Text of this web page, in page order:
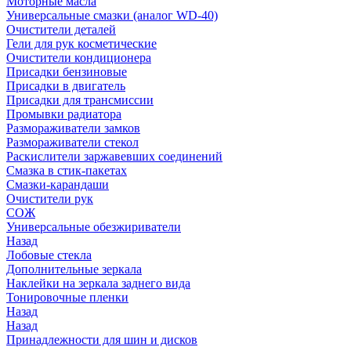
Универсальные смазки (аналог WD-40)
Очистители деталей
Гели для рук косметические
Очистители кондиционера
Присадки бензиновые
Присадки в двигатель
Присадки для трансмиссии
Промывки радиатора
Размораживатели замков
Размораживатели стекол
Раскислители заржавевших соединений
Смазка в стик-пакетах
Смазки-карандаши
Очистители рук
СОЖ
Универсальные обезжириватели
Назад
Лобовые стекла
Дополнительные зеркала
Наклейки на зеркала заднего вида
Тонировочные пленки
Назад
Назад
Принадлежности для шин и дисков